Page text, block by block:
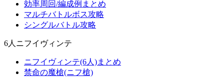
効率周回/編成例まとめ
マルチバトルボス攻略
シングルバトル攻略
6人ニフイヴィンテ
ニフイヴィンテ(6人)まとめ
禁命の魔槍(ニフ槍)